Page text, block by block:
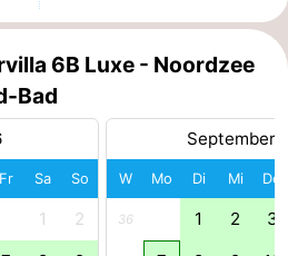
6B Luxe - Noordzee
Bad
Fr Sa So
1 2
September
W Mo Di Mi Do
36 1 2 3